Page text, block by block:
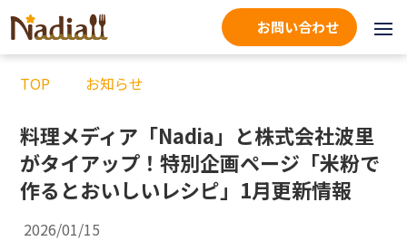
お問い合わせ
TOP お知らせ
料理メディア「Nadia」と株式会社波里
がタイアップ！特別企画ページ「米粉で
作るとおいしいレシピ」1月更新情報
2026/01/15